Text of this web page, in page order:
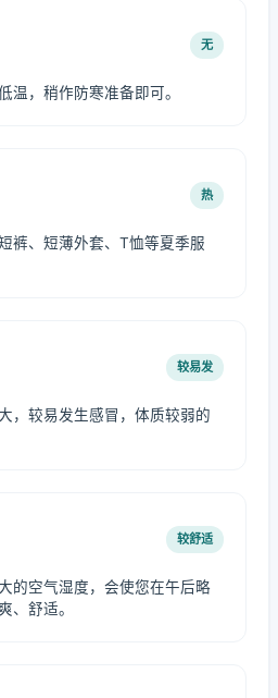
无
温，稍作防寒准备即可。
热
裤、短薄外套、T恤等夏季服
较易发
，较易发生感冒，体质较弱的
较舒适
的空气湿度，会使您在午后略
、舒适。